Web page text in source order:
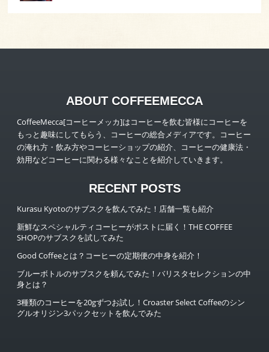
ABOUT COFFEEMECCA
CoffeeMecca[コーヒーメッカ]はコーヒーを飲む皆様にコーヒーを
もっと趣味にしてもらう、コーヒーの総合メディアです。コーヒー
の淹れ方・飲み方やコーヒーショップの紹介、コーヒーの健康法・
効用などコーヒーに関わる様々なことを紹介していきます。
RECENT POSTS
Kurasu Kyotoのサブスクを飲んでみた！店舗一覧も紹介
新鮮なスペシャルティコーヒーがポストに届く！THE COFFEE
SHOPのサブスクを試してみた
Good Coffeeとは？コーヒーの定期便の中身を紹介！
ブルーボトルのサブスクを頼んでみた！バリスタセレクションの中
身とは？
3種類のコーヒーを20gずつお試し！Croaster Select Coffeeのシン
グルオリジン3パックセットを飲んでみた